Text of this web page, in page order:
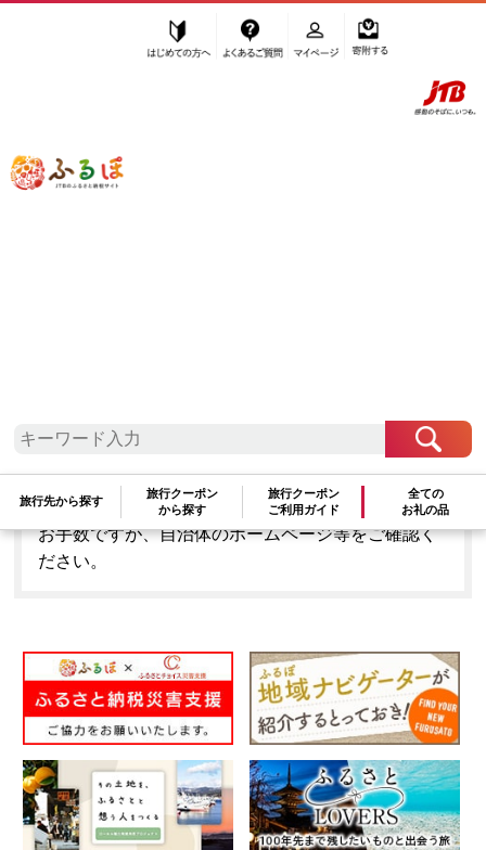
ふるぽ JTBのふるさと納税サイト
旅行先から探す
旅行クーポン
から探す
旅行クーポン
ご利用ガイド
全ての
お礼の品
「北海道壮瞥町」はふるぽからお申込みをすること
はできません。
お手数ですが、自治体のホームページ等をご確認く
ださい。